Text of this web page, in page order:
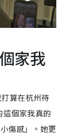
家我
算在杭州待
個家我真的
傷感」。她更